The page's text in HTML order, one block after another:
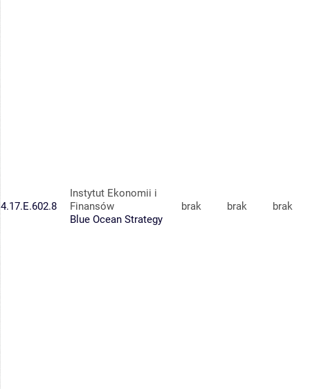
4.17.E.602.8
Instytut Ekonomii i
Finansów
Blue Ocean Strategy
brak brak brak